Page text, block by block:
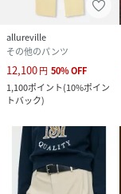
allureville
その他のパンツ
12,100円 50%OFF
1,100ポイント(10%ポイン
トバック)